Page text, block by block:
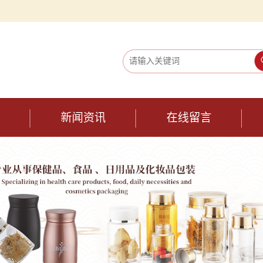
新闻资讯 在线留言